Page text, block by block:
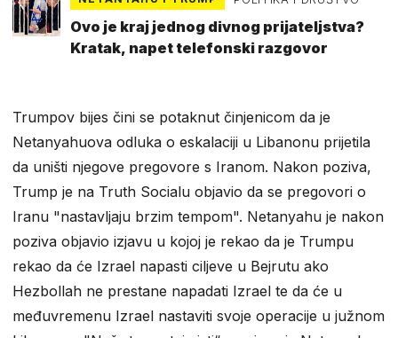
Ovo je kraj jednog divnog prijateljstva?
Kratak, napet telefonski razgovor
Trumpov bijes čini se potaknut činjenicom da je
Netanyahuova odluka o eskalaciji u Libanonu prijetila
da uništi njegove pregovore s Iranom. Nakon poziva,
Trump je na Truth Socialu objavio da se pregovori o
Iranu "nastavljaju brzim tempom". Netanyahu je nakon
poziva objavio izjavu u kojoj je rekao da je Trumpu
rekao da će Izrael napasti ciljeve u Bejrutu ako
Hezbollah ne prestane napadati Izrael te da će u
međuvremenu Izrael nastaviti svoje operacije u južnom